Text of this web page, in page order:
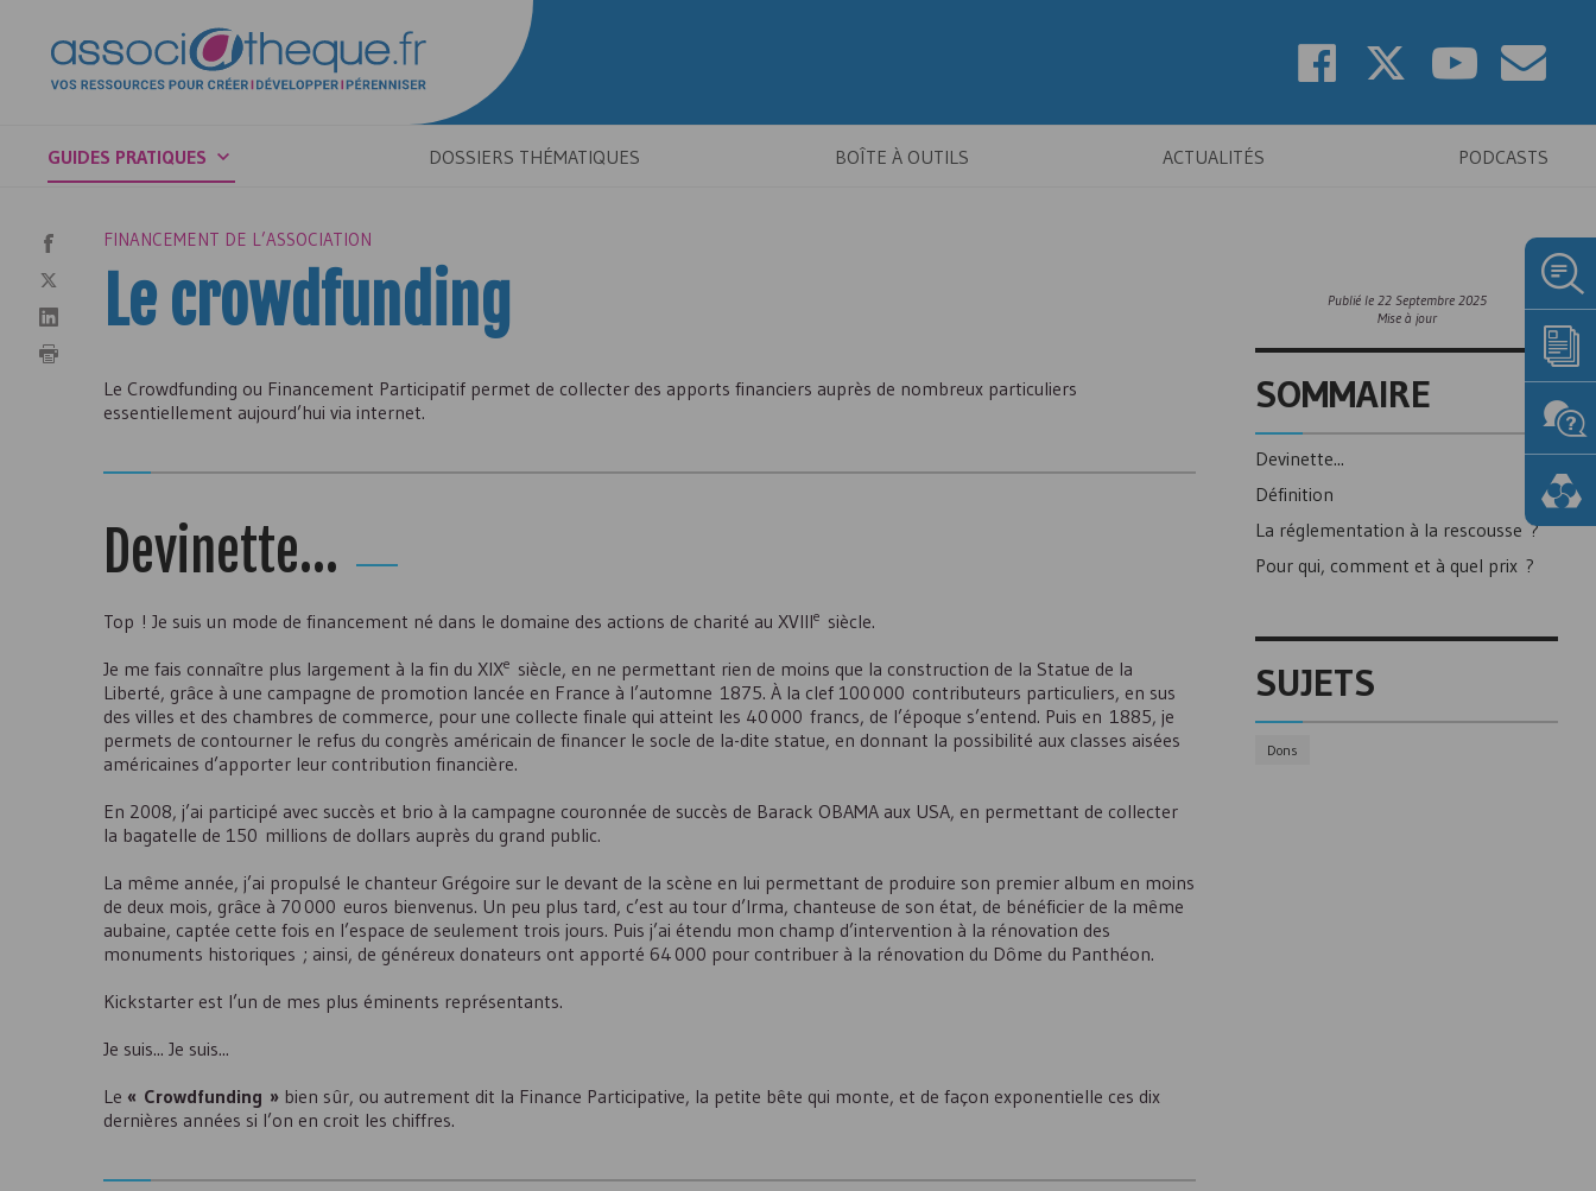
GUIDES PRATIQUES DOSSIERS THÉMATIQUES BOÎTE À OUTILS ACTUALITÉS PODCASTS
FINANCEMENT DE L’ASSOCIATION
Le crowdfunding
Le Crowdfunding ou Financement Participatif permet de collecter des apports financiers auprès de nombreux particuliers
essentiellement aujourd’hui via internet.
Devinette...
Top ! Je suis un mode de financement né dans le domaine des actions de charité au XVIIIe siècle.
Je me fais connaître plus largement à la fin du XIXe siècle, en ne permettant rien de moins que la construction de la Statue de la
Liberté, grâce à une campagne de promotion lancée en France à l’automne 1875. À la clef 100 000 contributeurs particuliers, en sus
des villes et des chambres de commerce, pour une collecte finale qui atteint les 40 000 francs, de l’époque s’entend. Puis en 1885, je
permets de contourner le refus du congrès américain de financer le socle de la-dite statue, en donnant la possibilité aux classes aisées
américaines d’apporter leur contribution financière.
En 2008, j’ai participé avec succès et brio à la campagne couronnée de succès de Barack OBAMA aux USA, en permettant de collecter
la bagatelle de 150 millions de dollars auprès du grand public.
La même année, j’ai propulsé le chanteur Grégoire sur le devant de la scène en lui permettant de produire son premier album en moins
de deux mois, grâce à 70 000 euros bienvenus. Un peu plus tard, c’est au tour d’Irma, chanteuse de son état, de bénéficier de la même
aubaine, captée cette fois en l’espace de seulement trois jours. Puis j’ai étendu mon champ d’intervention à la rénovation des
monuments historiques ; ainsi, de généreux donateurs ont apporté 64 000 pour contribuer à la rénovation du Dôme du Panthéon.
Kickstarter est l’un de mes plus éminents représentants.
Je suis... Je suis...
Le « Crowdfunding » bien sûr, ou autrement dit la Finance Participative, la petite bête qui monte, et de façon exponentielle ces dix
dernières années si l’on en croit les chiffres.
Publié le 22 Septembre 2025
Mise à jour
SOMMAIRE
Devinette...
Définition
La réglementation à la rescousse ?
Pour qui, comment et à quel prix ?
SUJETS
Dons